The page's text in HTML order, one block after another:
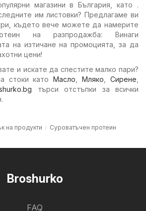
магазини в България, като .
им листовки? Предлагаме ви
където вече можете да намерите
на разпродажба: Винаги
на изтичане на промоцията, за да
цени!
и искате да спестите малко пари?
стоки катоМасло ,Мляко ,Сирене
търси отстъпки за всички
на продукти Суроватъчен протеин
Broshurko
FAQ